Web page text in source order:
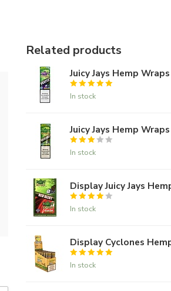
Related products
Juicy Jays Hemp
In stock
Juicy Jays Hemp
In stock
Display Juicy Jays
In stock
Display Cyclones
In stock